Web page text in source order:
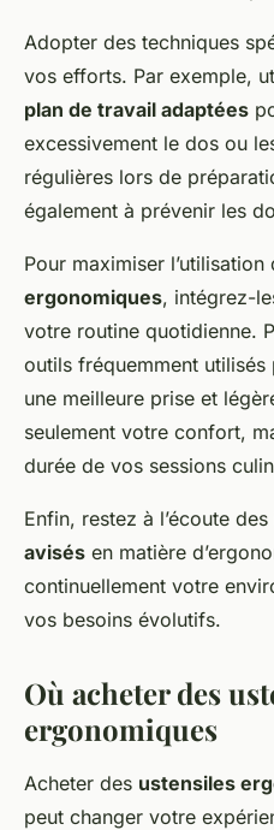
Adopter des techniques
vos efforts. Par exemple,
plan de travail adaptées
excessivement le dos ou
régulières lors de
également à prévenir les
Pour maximiser l’utilisation
ergonomiques, intégrez-
votre routine quotidienne.
outils fréquemment
une meilleure prise et
seulement votre confort,
durée de vos sessions
Enfin, restez à l’écoute
avisés en matière
continuellement votre
vos besoins évolutifs.
Où acheter des
ergonomiques
Acheter des ustensiles
peut changer votre